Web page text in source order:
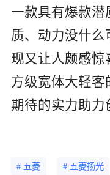
一款具有爆款
质、动力没什
现又让人颇感
方级宽体大轻
期待的实力助力
# 五菱 # 五菱扬光